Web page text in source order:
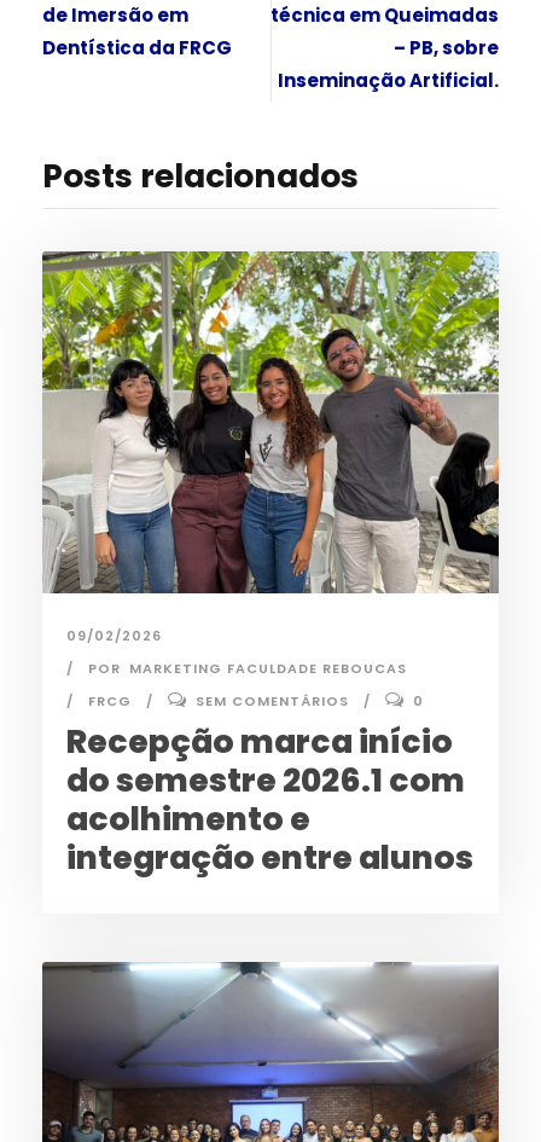
de Imersão em
Dentística da FRCG
técnica em Queimadas
– PB, sobre
Inseminação Artificial.
Posts relacionados
09/02/2026
POR MARKETING FACULDADE REBOUCAS
FRCG
SEM COMENTÁRIOS 0
Recepção marca início
do semestre 2026.1 com
acolhimento e
integração entre alunos